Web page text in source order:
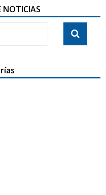
NOTICIAS